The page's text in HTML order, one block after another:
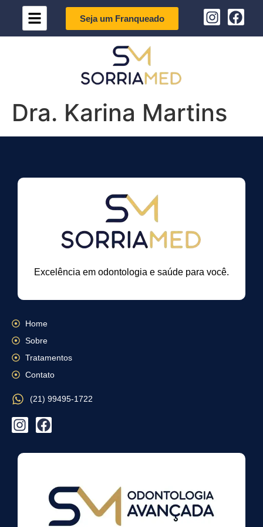
Seja um Franqueado
Dra. Karina Martins
Excelência em odontologia e saúde para você.
Home
Sobre
Tratamentos
Contato
(21) 99495-1722